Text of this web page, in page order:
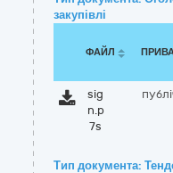
закупівлі
ФАЙЛ
sig
n.p
7s
Тип документа: